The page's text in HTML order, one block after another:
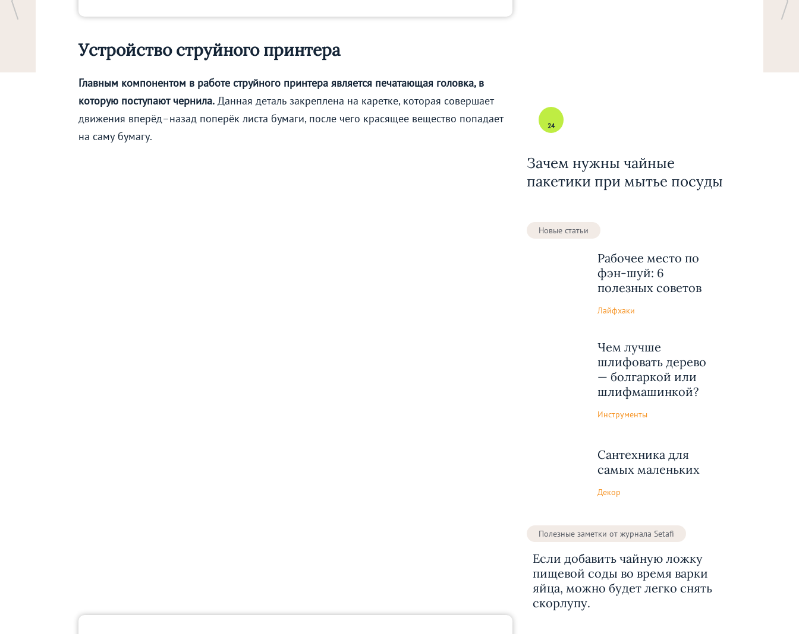
Устройство струйного принтера
Главным компонентом в работе струйного принтера является печатающая головка, в
которую поступают чернила. Данная деталь закреплена на каретке, которая совершает
движения вперёд–назад поперёк листа бумаги, после чего красящее вещество попадает
на саму бумагу.
24
Зачем нужны чайные
пакетики при мытье посуды
Новые статьи
Рабочее место по
фэн-шуй: 6
полезных советов
Лайфхаки
Чем лучше
шлифовать дерево
— болгаркой или
шлифмашинкой?
Инструменты
Сантехника для
самых маленьких
Декор
Полезные заметки от журнала Setafi